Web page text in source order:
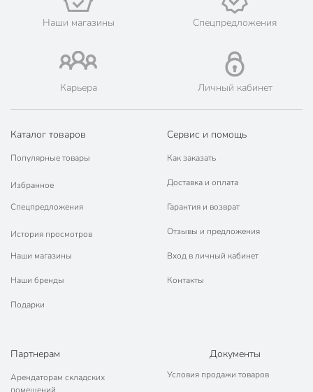
Модели в каталоге халатов для женщин отличаются по ряду
критериев:
Материал изготовления:
Махровые:
Мягкие и пушистые.
Хорошо сушат тело.
Совет: выбирайте из 100% хлопка для лучшего
Велюровые:
Хороши, когда холодно.
Совет: берите на размер больше, чтобы было
Подходят, если есть аллергия.
Наши магазины Спецпредложения
Карьера Личный кабинет
Каталог товаров
Популярные товары
Избранное
Спецпредложения
История просмотров
Наши магазины
Наши бренды
Подарки
Сервис и помощь
Как заказать
Доставка и оплата
Гарантия и возврат
Отзывы и предложения
Вход в личный кабинет
Контакты
Партнерам
Арендаторам складских
Документы
Условия продажи товаров